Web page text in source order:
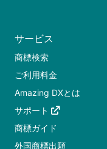
サービス
商標検索
ご利用料金
Amazing DXとは
サポート
商標ガイド
外国商標出願